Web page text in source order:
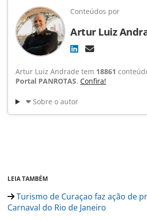
Conteúdos por
Artur Luiz
Artur Luiz Andrade tem 18861
Portal PANROTAS. Confira!
Sobre o autor
LEIA TAMBÉM
Turismo de Curaçao faz ação de
Carnaval do Rio de Janeiro